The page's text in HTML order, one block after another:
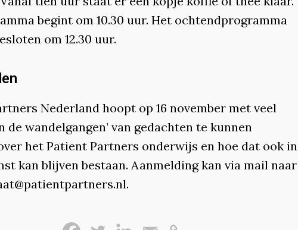
begint om 10.30 uur. Het ochtendprogramma
om 12.30 uur.
Nederland hoopt op 16 november met veel
de wandelgangen’ van gedachten te kunnen
het Patient Partners onderwijs en hoe dat ook in
kan blijven bestaan. Aanmelding kan via mail naar